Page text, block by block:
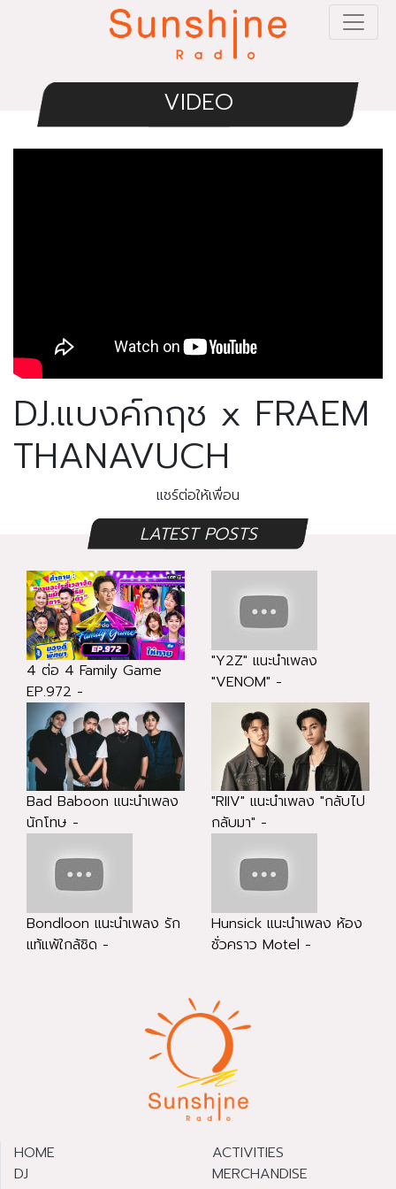
VIDEO
DJ.แบงค์กฤช x FRAEM
THANAVUCH
แชร์ต่อให้เพื่อน
LATEST POSTS
4 ต่อ 4 Family Game
EP.972 -
"Y2Z" แนะนำเพลง
"VENOM" -
Bad Baboon แนะนำเพลง
นักโทษ -
"RIIV" แนะนำเพลง "กลับไป
กลับมา" -
Bondloon แนะนำเพลง รัก
แท้แพ้ใกล้ชิด -
Hunsick แนะนำเพลง ห้อง
ชั่วคราว Motel -
HOME
DJ
ACTIVITIES
MERCHANDISE